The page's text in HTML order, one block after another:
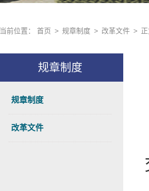
当前位置： 首页 > 规章制度 > 改革文件 >
规章制度
规章制度
改革文件